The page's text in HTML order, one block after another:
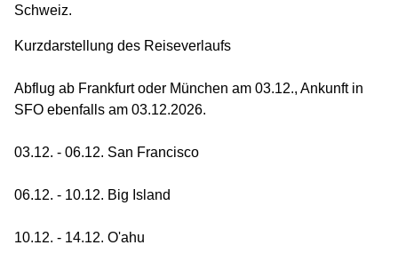
Schweiz.
Kurzdarstellung des Reiseverlaufs
Abflug ab Frankfurt oder München am 03.12., Ankunft in
SFO ebenfalls am 03.12.2026.
03.12. - 06.12. San Francisco
06.12. - 10.12. Big Island
10.12. - 14.12. O'ahu